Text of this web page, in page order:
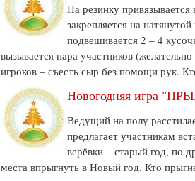
На резинку
закрепляется на
подвешивается 2 – 4
вызывается пара участников
игроков – съесть сыр без помощи рук.
Новогодняя игра
Ведущий на полу
предлагает участникам
верёвки – старый год, по
места впрыгнуть в Новый год. Кто